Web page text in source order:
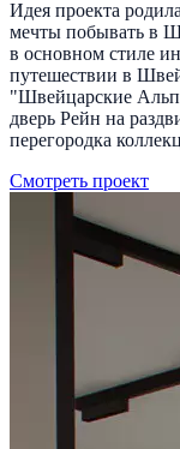
Идея проекта
мечты побывать в
в основном стиле
путешествии в
"Швейцарские
дверь Рейн на
перегородка
Смотреть проект